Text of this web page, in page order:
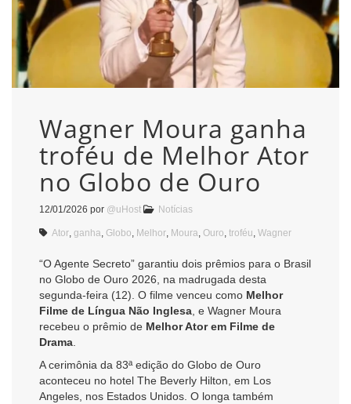
Wagner Moura ganha
troféu de Melhor Ator
no Globo de Ouro
12/01/2026 por @uHost Notícias
Ator ganha Globo Melhor Moura Ouro troféu Wagner
“O Agente Secreto” garantiu dois prêmios para o Brasil
no Globo de Ouro 2026, na madrugada desta
segunda-feira (12). O filme venceu como Melhor
Filme de Língua Não Inglesa , e Wagner Moura
recebeu o prêmio de Melhor Ator em Filme de
Drama
A cerimônia da 83ª edição do Globo de Ouro
aconteceu no hotel The Beverly Hilton, em Los
Angeles, nos Estados Unidos. O longa também